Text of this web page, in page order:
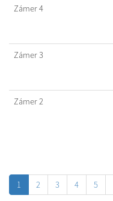
Zámer 4
Zámer 3
Zámer 2
1 2 3 4 5